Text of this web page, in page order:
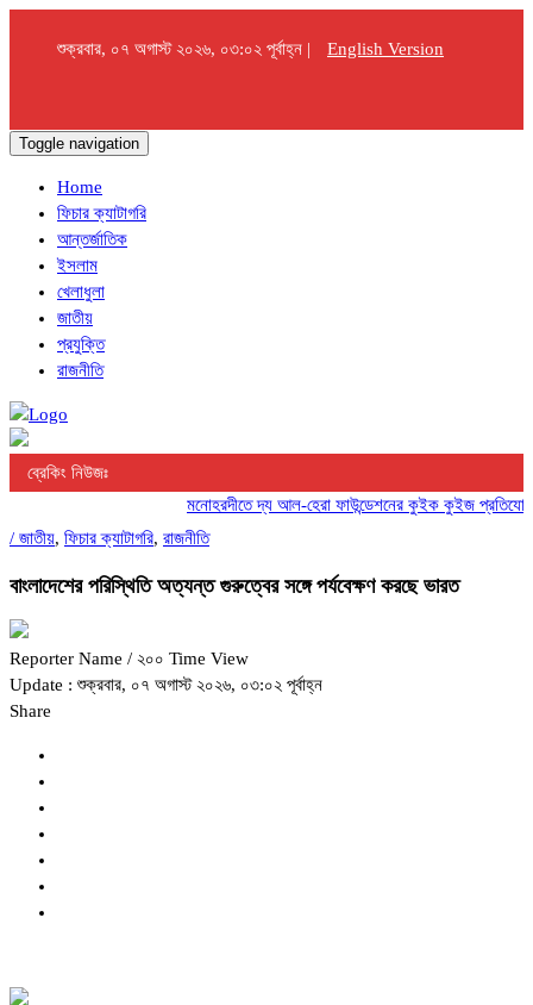
শুক্রবার, ০৭ অগাস্ট ২০২৬, ০৩:০২ পূর্বাহ্ন | English Version
Toggle navigation
Home
ফিচার ক্যাটাগরি
আন্তর্জাতিক
ইসলাম
খেলাধুলা
জাতীয়
প্রযুক্তি
রাজনীতি
ব্রেকিং নিউজঃ
মনোহরদীতে দ্য আল-হেরা ফাউন্ডেশনের কুইক কুইজ প্রতিযোগিতা
/ জাতীয়, ফিচার ক্যাটাগরি, রাজনীতি
বাংলাদেশের পরিস্থিতি অত্যন্ত গুরুত্বের সঙ্গে পর্যবেক্ষণ করছে ভারত
Reporter Name / ২০০ Time View
Update : শুক্রবার, ০৭ অগাস্ট ২০২৬, ০৩:০২ পূর্বাহ্ন
Share